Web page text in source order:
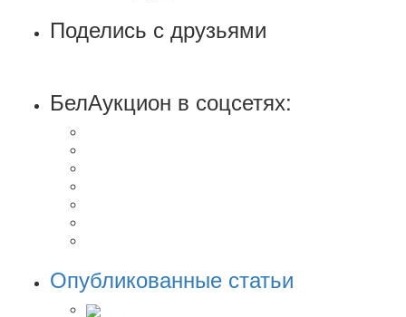
Поделись с друзьями
БелАукцион в соцсетях:
Опубликованные статьи